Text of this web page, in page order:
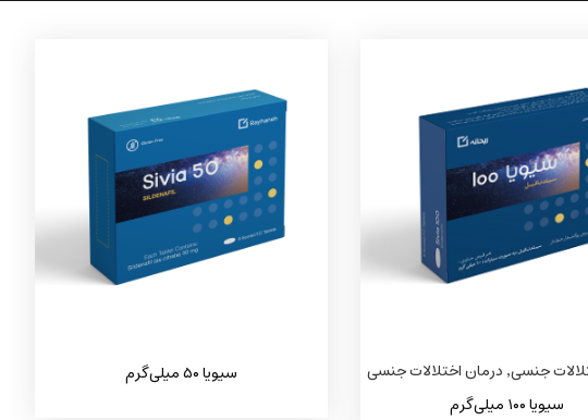
جنسی, درمان اختلالات جنسی
سیویا ۱۰۰ میلی‌گرم
سیویا ۵۰ میلی‌گرم